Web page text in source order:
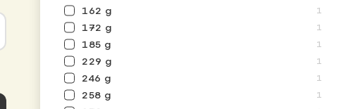
162 g 1
172 g 1
185 g 1
229 g 1
246 g 1
258 g 1